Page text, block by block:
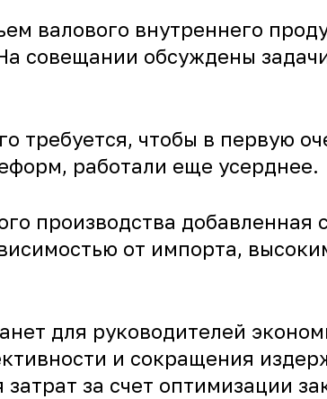
валового внутреннего
совещании обсуждены
требуется, чтобы в первую
работали еще усерднее.
производства добавленная
от импорта,
для руководителей
и сокращения
за счет оптимизации